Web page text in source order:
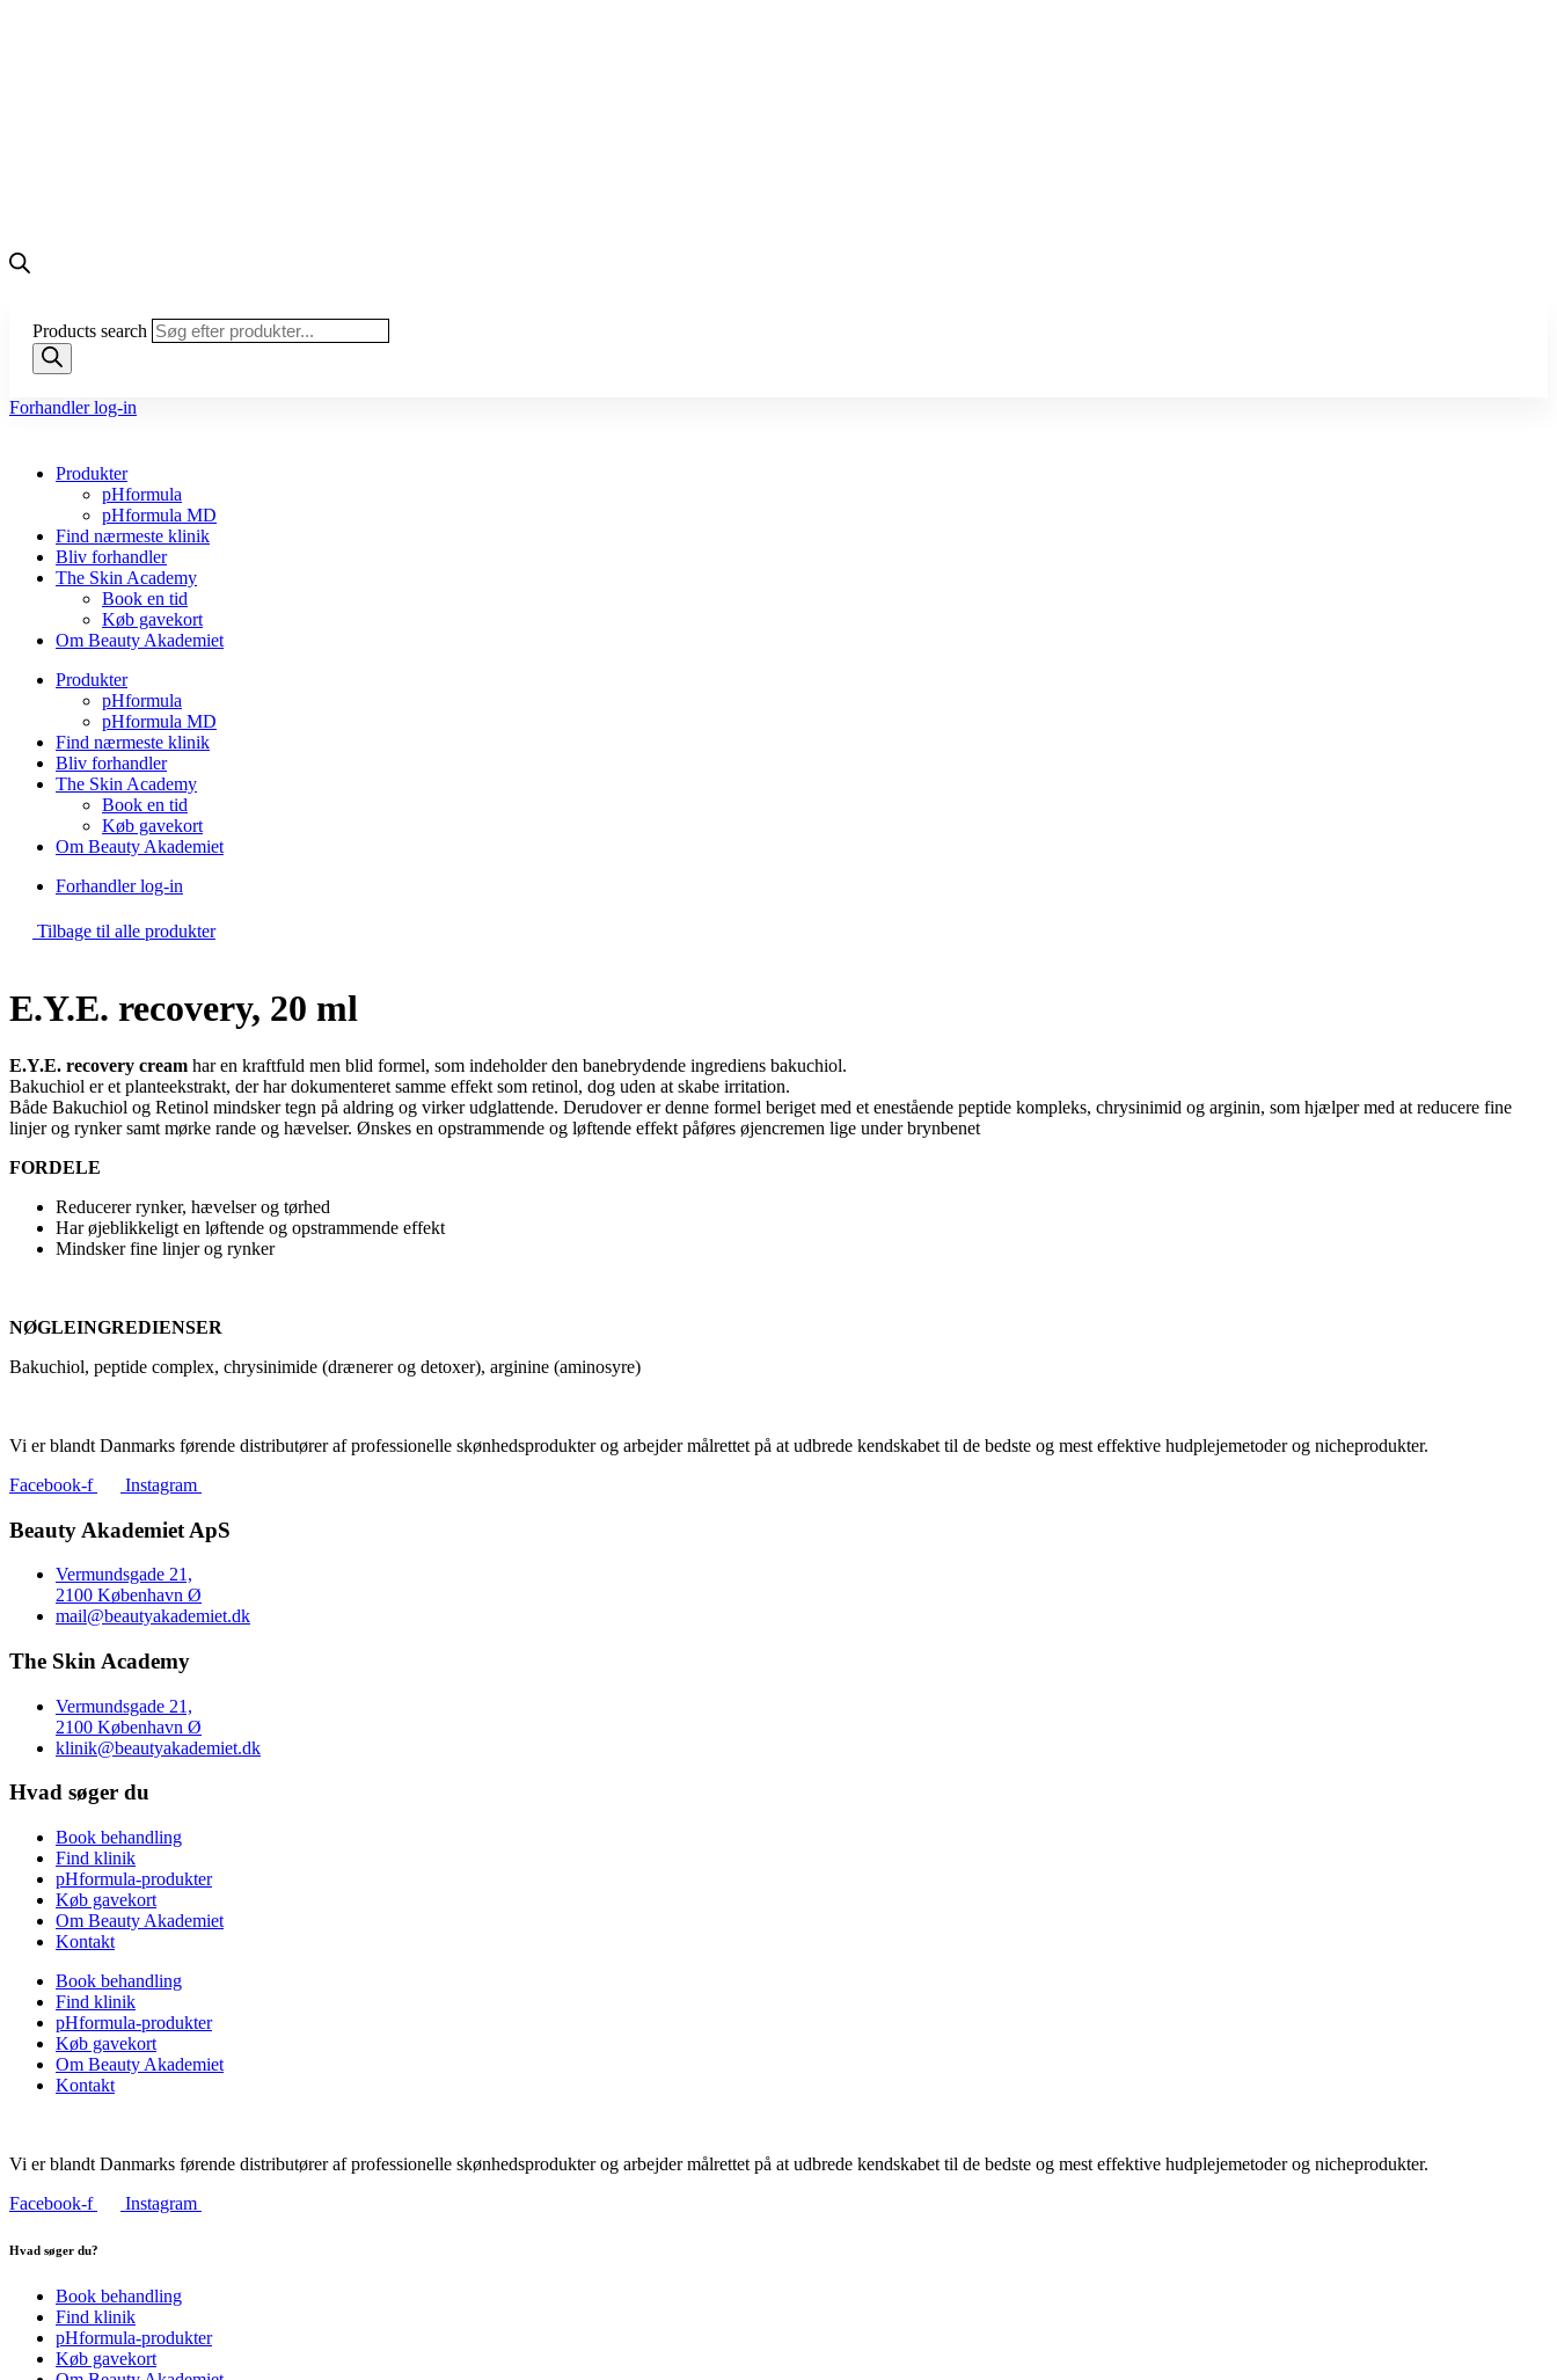
Products search
Forhandler log-in
Produkter
pHformula
pHformula MD
Find nærmeste klinik
Bliv forhandler
The Skin Academy
Book en tid
Køb gavekort
Om Beauty Akademiet
Produkter
pHformula
pHformula MD
Find nærmeste klinik
Bliv forhandler
The Skin Academy
Book en tid
Køb gavekort
Om Beauty Akademiet
Forhandler log-in
Tilbage til alle produkter
E.Y.E. recovery, 20 ml
E.Y.E. recovery cream har en kraftfuld men blid formel, som indeholder den banebrydende ingrediens bakuchiol.
Bakuchiol er et planteekstrakt, der har dokumenteret samme effekt som retinol, dog uden at skabe irritation.
Både Bakuchiol og Retinol mindsker tegn på aldring og virker udglattende. Derudover er denne formel beriget med et enestående peptide kompleks, chrysinimid og arginin, som hjælper med at reducere fine
linjer og rynker samt mørke rande og hævelser. Ønskes en opstrammende og løftende effekt påføres øjencremen lige under brynbenet
FORDELE
Reducerer rynker, hævelser og tørhed
Har øjeblikkeligt en løftende og opstrammende effekt
Mindsker fine linjer og rynker
NØGLEINGREDIENSER
Bakuchiol, peptide complex, chrysinimide (drænerer og detoxer), arginine (aminosyre)
Vi er blandt Danmarks førende distributører af professionelle skønhedsprodukter og arbejder målrettet på at udbrede kendskabet til de bedste og mest effektive hudplejemetoder og nicheprodukter.
Facebook-f
Instagram
Beauty Akademiet ApS
Vermundsgade 21,
2100 København Ø
mail@beautyakademiet.dk
The Skin Academy
Vermundsgade 21,
2100 København Ø
klinik@beautyakademiet.dk
Hvad søger du
Book behandling
Find klinik
pHformula-produkter
Køb gavekort
Om Beauty Akademiet
Kontakt
Book behandling
Find klinik
pHformula-produkter
Køb gavekort
Om Beauty Akademiet
Kontakt
Vi er blandt Danmarks førende distributører af professionelle skønhedsprodukter og arbejder målrettet på at udbrede kendskabet til de bedste og mest effektive hudplejemetoder og nicheprodukter.
Facebook-f
Instagram
Hvad søger du?
Book behandling
Find klinik
pHformula-produkter
Køb gavekort